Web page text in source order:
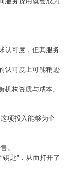
认可度，但其服务
认可度上可能稍逊
构资质与成本。
项投入能够为企
。
匙”，从而打开了